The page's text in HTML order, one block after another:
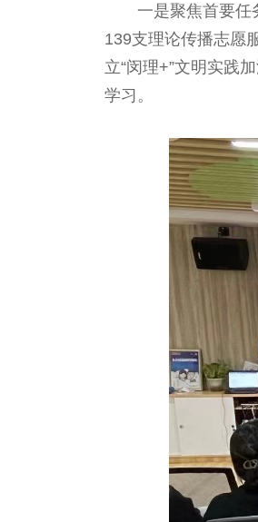
一是聚焦首要任
139支理论传播志愿
立“闵理+”文明实践
学习。